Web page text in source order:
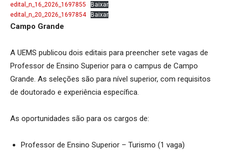
edital_n_16_2026_1697855
Baixar
edital_n_20_2026_1697854
Baixar
Campo Grande
A UEMS publicou dois editais para preencher sete vagas de
Professor de Ensino Superior para o campus de Campo
Grande. As seleções são para nível superior, com requisitos
de doutorado e experiência específica.
As oportunidades são para os cargos de:
Professor de Ensino Superior – Turismo (1 vaga)